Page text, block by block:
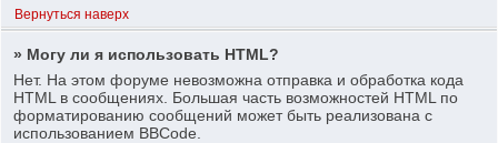
Вернуться наверх
» Могу ли я использовать HTML?
Нет. На этом форуме невозможна отправка и обработка кода
HTML в сообщениях. Большая часть возможностей HTML по
форматированию сообщений может быть реализована с
использованием BBCode.